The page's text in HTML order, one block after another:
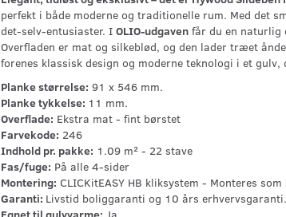
perfekt i både moderne og traditionelle rum. Med det
det-selv-entusiaster. I OLIO-udgavenfår du en naturlig
Overfladen er mat og silkeblød, og den lader træet
forenes klassisk design og moderne teknologi i et
Planke størrelse: 91 x 546 mm.
Planke tykkelse: 11 mm.
Overflade: Ekstra mat - fint børstet
Farvekode: 246
Indhold pr. pakke: 1.09 m² - 22 stave
Fas/fuge: På alle 4-sider
Montering: CLICKitEASY HB kliksystem - Monteres
Garanti: Livstid boliggaranti og 10 års erhvervsgaranti.